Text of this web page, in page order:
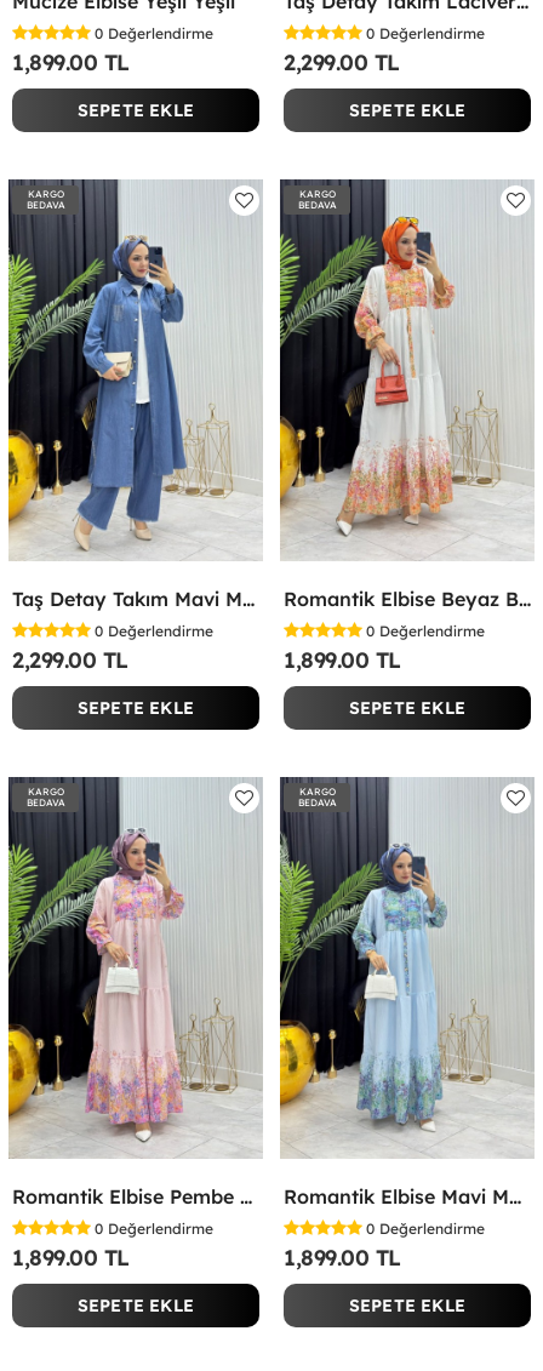
0 Değerlendirme
1,899.00 TL
SEPETE EKLE
0 Değerlendirme
2,299.00 TL
SEPETE EKLE
KARGO
BEDAVA
Taş Detay Takım Mavi Mavi
0 Değerlendirme
2,299.00 TL
SEPETE EKLE
KARGO
BEDAVA
Romantik Elbise Beyaz Beyaz
0 Değerlendirme
1,899.00 TL
SEPETE EKLE
KARGO
BEDAVA
Romantik Elbise Pembe Pembe
0 Değerlendirme
1,899.00 TL
SEPETE EKLE
KARGO
BEDAVA
Romantik Elbise Mavi Mavi
0 Değerlendirme
1,899.00 TL
SEPETE EKLE